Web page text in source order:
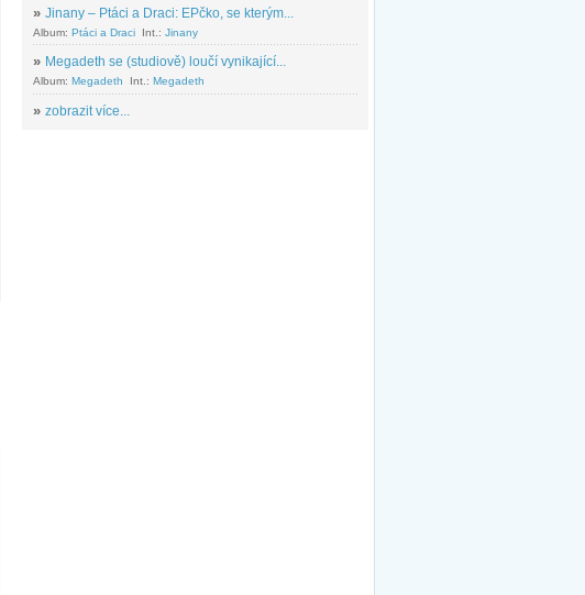
» Jinany – Ptáci a Draci: EPčko, se kterým...
Album: Ptáci a Draci Int.: Jinany
» Megadeth se (studiově) loučí vynikající...
Album: Megadeth Int.: Megadeth
» zobrazit více...